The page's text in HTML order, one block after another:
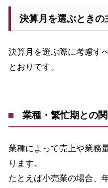
決算月を選ぶときの
決算月を選ぶ際に考慮す
とおりです。
業種・繁忙期との
業種によって売上や業務
ります。
たとえば小売業の場合、